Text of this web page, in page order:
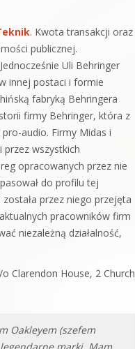
. Kwota transakcji oraz
publicznej.
Uli Behringer
innej postaci i formie
fabryką Behringera
firmy Behringer, która z
audio. Firmy Midas i
wszystkich
opracowanych przez nie
do profilu tej
przez niego przejęta
pracowników firm
niezależną działalność,
Clarendon House, 2 Church
Oakleyem (szefem